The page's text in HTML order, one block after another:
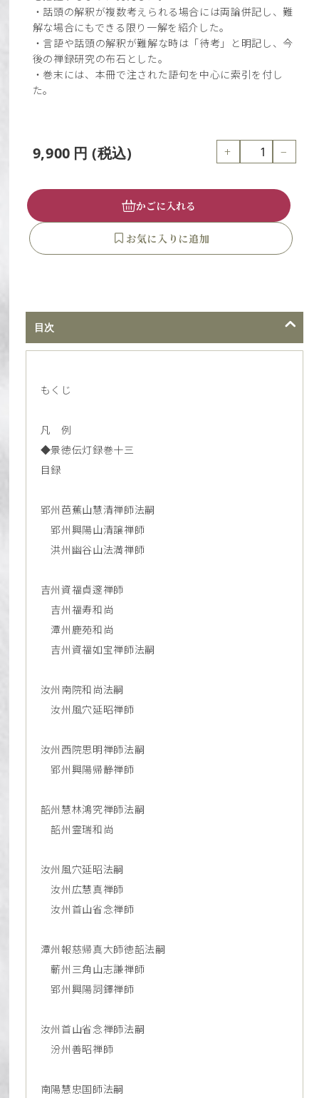
・話頭の解釈が複数考えられる場合には両論併記し、難
解な場合にもできる限り一解を紹介した。
・言語や話頭の解釈が難解な時は「待考」と明記し、今
後の禅録研究の布石とした。
・巻末には、本冊で注された語句を中心に索引を付し
た。
9,900 円 (税込) + −
かごに入れる
目次
もくじ
凡 例
◆景徳伝灯録巻十三
目録
郢州芭蕉山慧清禅師法嗣
郢州興陽山清譲禅師
洪州幽谷山法満禅師
吉州資福貞邃禅師
吉州福寿和尚
潭州鹿苑和尚
吉州資福如宝禅師法嗣
汝州南院和尚法嗣
汝州風穴延昭禅師
汝州西院思明禅師法嗣
郢州興陽帰静禅師
韶州慧林鴻究禅師法嗣
韶州霊瑞和尚
汝州風穴延昭法嗣
汝州広慧真禅師
汝州首山省念禅師
潭州報慈帰真大師徳韶法嗣
蘄州三角山志謙禅師
郢州興陽詞鐸禅師
汝州首山省念禅師法嗣
汾州善昭禅師
南陽慧忠国師法嗣